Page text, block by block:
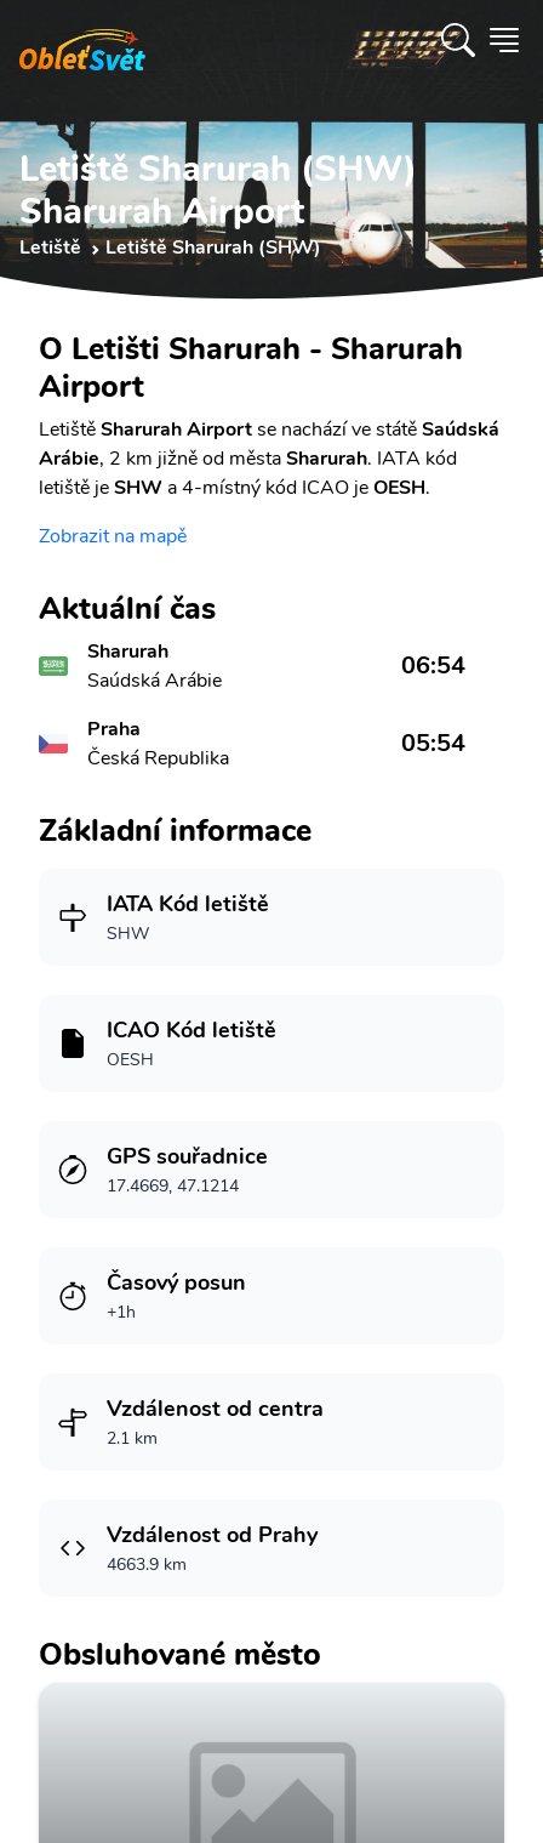
Letiště Sharurah (SHW)
Sharurah Airport
Letiště Letiště Sharurah (SHW)
O Letišti Sharurah - Sharurah
Airport
LetištěSharurah Airportse nachází ve státěSaúdská
Arábie, 2 km jižně od městaSharurah. IATA kód
letiště jeSHW a 4-místný kód ICAO jeOESH.
Zobrazit na mapě
Aktuální čas
Sharurah
Saúdská Arábie
06:54
Praha
Česká Republika
05:54
Základní informace
IATA Kód letiště
SHW
ICAO Kód letiště
OESH
GPS souřadnice
17.4669, 47.1214
Časový posun
+1h
Vzdálenost od centra
2.1 km
Vzdálenost od Prahy
4663.9 km
Obsluhované město